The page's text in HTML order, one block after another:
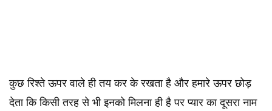
कुछ रिश्ते ऊपर वाले ही तय कर के रखता है और हमारे ऊपर छोड़
देता कि किसी तरह से भी इनको मिलना ही है पर प्यार का दूसरा नाम